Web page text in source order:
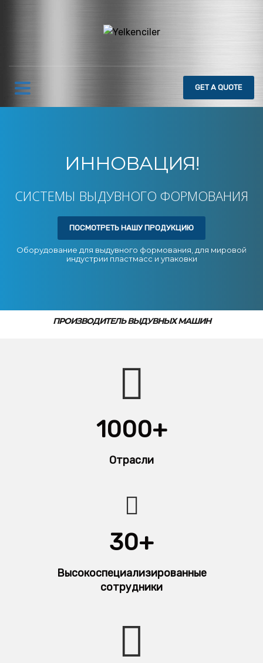
GETA QUOTE
ИННОВАЦИЯ!
СИСТЕМЫ ВЫДУВНОГО ФОРМОВАНИЯ
ПОСМОТРЕТЬ НАШУ ПРОДУКЦИЮ
Оборудование для выдувного формования, для мировой
индустрии пластмасс и упаковки
ПРОИЗВОДИТЕЛЬ ВЫДУВНЫХ МАШИН
1000+
Отрасли
30+
Высокоспециализированные
сотрудники